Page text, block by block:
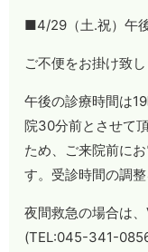
■4/29（土.祝）午
ご不便をお掛け致し
午後の診療時間は
院30分前とさせて
ため、ご来院前に
す。受診時間の調整
夜間救急の場合は
(TEL:045-341-